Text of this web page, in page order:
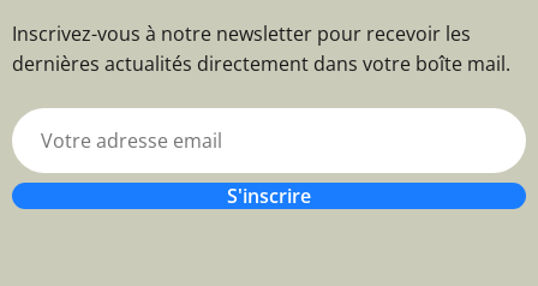
Inscrivez-vous à notre newsletter pour recevoir les
dernières actualités directement dans votre boîte mail.
S'inscrire